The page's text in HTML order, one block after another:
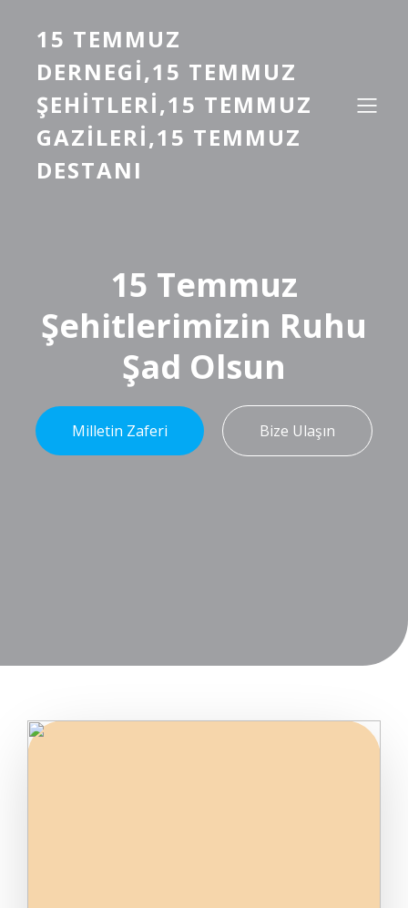
15 TEMMUZ
DERNEGI,15 TEMMUZ
ŞEHITLERI,15 TEMMUZ
GAZILERI,15 TEMMUZ
DESTANI
15 Temmuz
Şehitlerimizin Ruhu
Şad Olsun
Milletin Zaferi Bize Ulaşın